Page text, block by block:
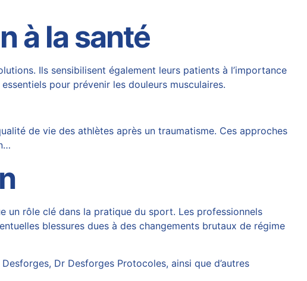
à la santé
Ils sensibilisent également leurs patients à l’importance
pour prévenir les douleurs musculaires.
de vie des athlètes après un traumatisme. Ces approches
un rôle clé dans la pratique du sport. Les professionnels
blessures dues à des changements brutaux de régime
Desforges, Dr Desforges Protocoles, ainsi que d’autres